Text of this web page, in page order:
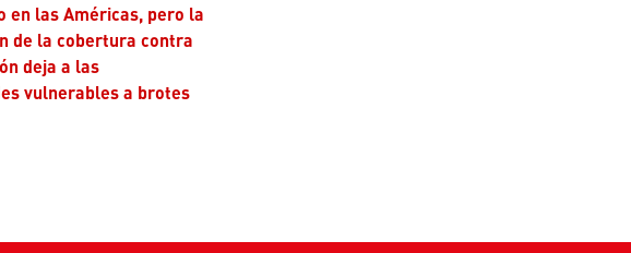
en las Américas, pero la
de la cobertura contra
deja a las
vulnerables a brotes